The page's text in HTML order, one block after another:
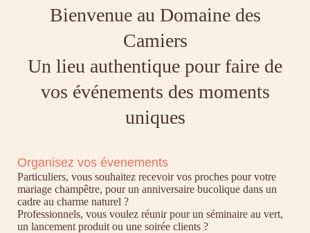
Bienvenue au Domaine des
Camiers
Un lieu authentique pour faire de
vos événements des moments
uniques
Organisez vos évenements
Particuliers, vous souhaitez recevoir vos proches pour votre
mariage champêtre, pour un anniversaire bucolique dans un
cadre au charme naturel ?
Professionnels, vous voulez réunir pour un séminaire au vert,
un lancement produit ou une soirée clients ?